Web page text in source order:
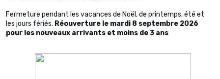
Fermeture pendant les vacances de Noël, de printemps, été et
les jours fériés. Réouverture le mardi 8 septembre 2026
pour les nouveaux arrivants et moins de 3 ans